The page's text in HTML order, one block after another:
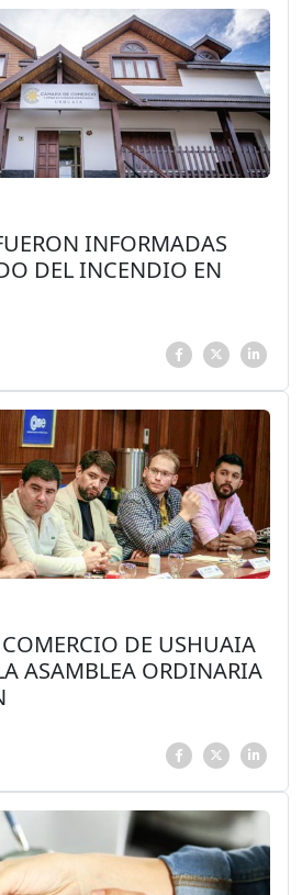
INFORMADAS
DEL INCENDIO EN
DE USHUAIA
ASAMBLEA ORDINARIA